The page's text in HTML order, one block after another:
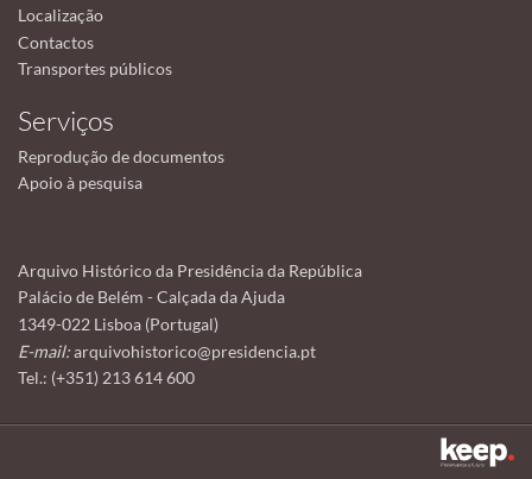
Localização
Contactos
Transportes públicos
Serviços
Reprodução de documentos
Apoio à pesquisa
Arquivo Histórico da Presidência da República
Palácio de Belém - Calçada da Ajuda
1349-022 Lisboa (Portugal)
E-mail:arquivohistorico@presidencia.pt
Tel.: (+351) 213 614 600